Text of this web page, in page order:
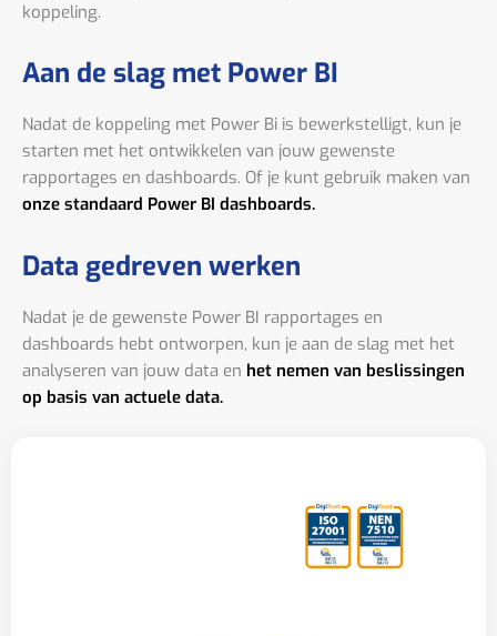
koppeling.
Aan de slag met Power BI
Nadat de koppeling met Power Bi is bewerkstelligt, kun je
starten met het ontwikkelen van jouw gewenste
rapportages en dashboards. Of je kunt gebruik maken van
onze standaard Power BI dashboards.
Data gedreven werken
Nadat je de gewenste Power BI rapportages en
dashboards hebt ontworpen, kun je aan de slag met het
analyseren van jouw data en het nemen van beslissingen
op basis van actuele data.